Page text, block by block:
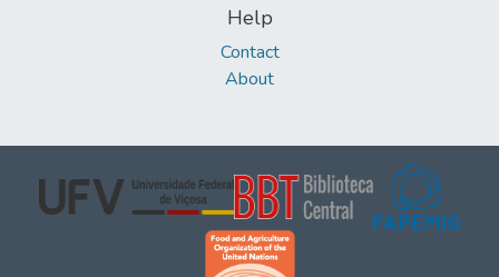
Help
Contact
About